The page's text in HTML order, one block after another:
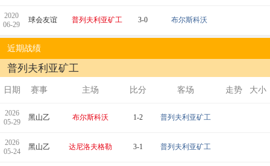
2020
06-29
球会友谊 普列夫利亚矿工 3-0 布尔斯科沃
近期战绩
普列夫利亚矿工
日期 赛事 主场 比分 客场 走势 大小
2026
05-29
黑山乙 布尔斯科沃 1-2 普列夫利亚矿工
2026
05-24
黑山乙 达尼洛夫格勒 3-1 普列夫利亚矿工